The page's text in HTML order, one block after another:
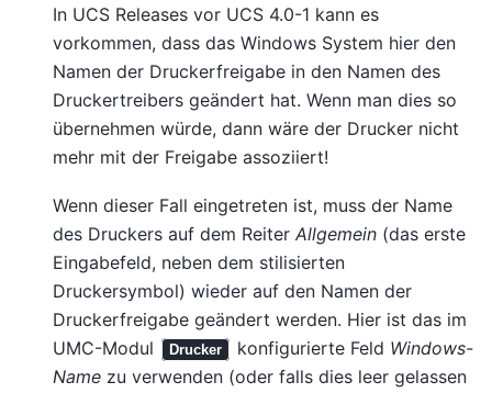
In UCS Releases vor UCS 4.0-1 kann es
vorkommen, dass das Windows System hier den
Namen der Druckerfreigabe in den Namen des
Druckertreibers geändert hat. Wenn man dies so
übernehmen würde, dann wäre der Drucker nicht
mehr mit der Freigabe assoziiert!
Wenn dieser Fall eingetreten ist, muss der Name
des Druckers auf dem Reiter Allgemein (das erste
Eingabefeld, neben dem stilisierten
Druckersymbol) wieder auf den Namen der
Druckerfreigabe geändert werden. Hier ist das im
UMC-Modul
Drucker konfigurierte Feld Windows-
Name zu verwenden (oder falls dies leer gelassen